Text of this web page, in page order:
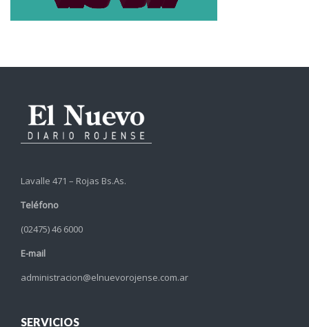
Lavalle 471 – Rojas Bs.As.
Teléfono
(02475) 46 6000
E-mail
administracion@elnuevorojense.com.ar
SERVICIOS